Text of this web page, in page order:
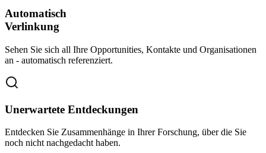
Automatisch
Verlinkung
Sehen Sie sich all Ihre Opportunities, Kontakte und Organisationen
an - automatisch referenziert.
Unerwartete Entdeckungen
Entdecken Sie Zusammenhänge in Ihrer Forschung, über die Sie
noch nicht nachgedacht haben.